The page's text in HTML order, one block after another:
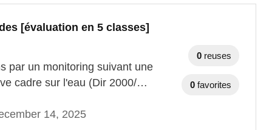
[évaluation en 5 classes]
par un monitoring suivant une
cadre sur l'eau (Dir 2000/…
14, 2025
0 reuses
0 favorites